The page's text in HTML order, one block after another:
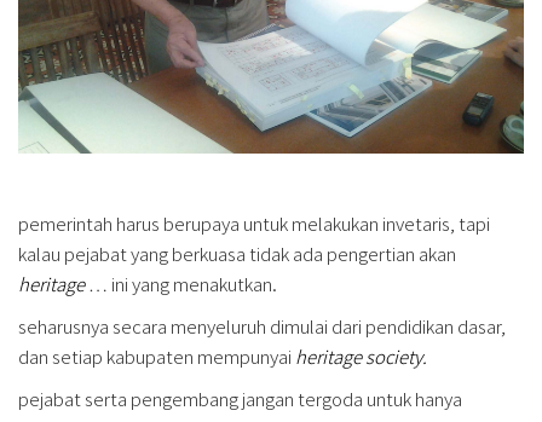
pemerintah harus berupaya untuk melakukan invetaris, tapi
kalau pejabat yang berkuasa tidak ada pengertian akan
heritage… ini yang menakutkan.
seharusnya secara menyeluruh dimulai dari pendidikan dasar,
dan setiap kabupaten mempunyai heritage society.
pejabat serta pengembang jangan tergoda untuk hanya